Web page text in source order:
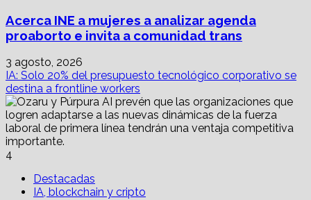
Acerca INE a mujeres a analizar agenda
proaborto e invita a comunidad trans
3 agosto, 2026
IA: Solo 20% del presupuesto tecnológico corporativo se
destina a frontline workers
4
Destacadas
IA, blockchain y cripto